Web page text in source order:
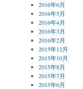
2016年6月
2016年5月
2016年4月
2016年3月
2016年2月
2015年12月
2015年10月
2015年8月
2015年7月
2015年6月